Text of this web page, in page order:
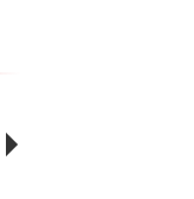
Octombrie